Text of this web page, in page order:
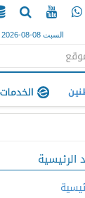
السبت 08-08-2026
الرئيسية